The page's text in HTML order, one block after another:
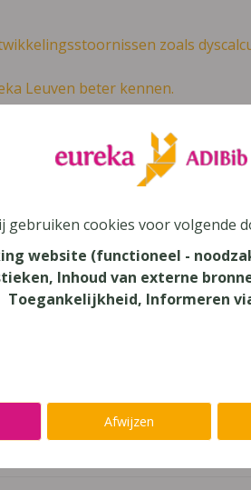
zoals
Leuven beter kennen.
je talent'en lees meer over
2018
gebruiken cookies voor volgende
website (functioneel -
Inhoud van externe
Toegankelijkheid, Informeren
Afwijzen